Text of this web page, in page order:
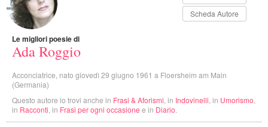
Scheda Autore
Le migliori poesie di
Ada Roggio
Acconciatrice, nato giovedì 29 giugno 1961 a Floersheim am Main
(Germania)
Questo autore lo trovi anche in Frasi & Aforismi , in Indovinelli , in Umorismo
in Racconti , in Frasi per ogni occasione e in Diario